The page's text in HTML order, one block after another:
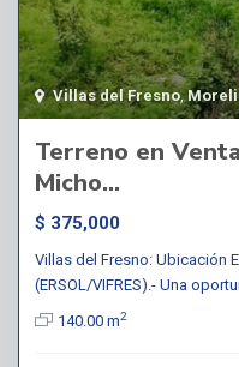
Villas del Fresno,
Terreno en
Micho...
$ 375,000
Villas del Fresno: Ubicación
(ERSOL/VIFRES).- Una
140.00 m2